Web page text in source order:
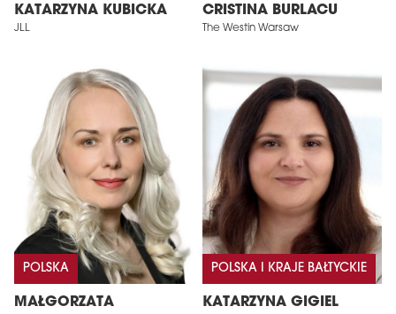
KATARZYNA KUBICKA
JLL
CRISTINA BURLACU
The Westin Warsaw
POLSKA
MAŁGORZATA
POLSKA I KRAJE BAŁTYCKIE
KATARZYNA GIGIEL